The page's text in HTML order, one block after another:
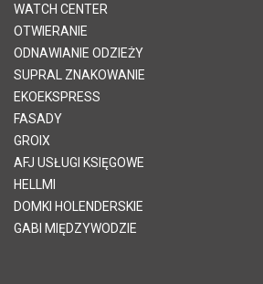
WATCH CENTER
OTWIERANIE
ODNAWIANIE ODZIEŻY
SUPRAL ZNAKOWANIE
EKOEKSPRESS
FASADY
GROIX
AFJ USŁUGI KSIĘGOWE
HELLMI
DOMKI HOLENDERSKIE
GABI MIĘDZYWODZIE